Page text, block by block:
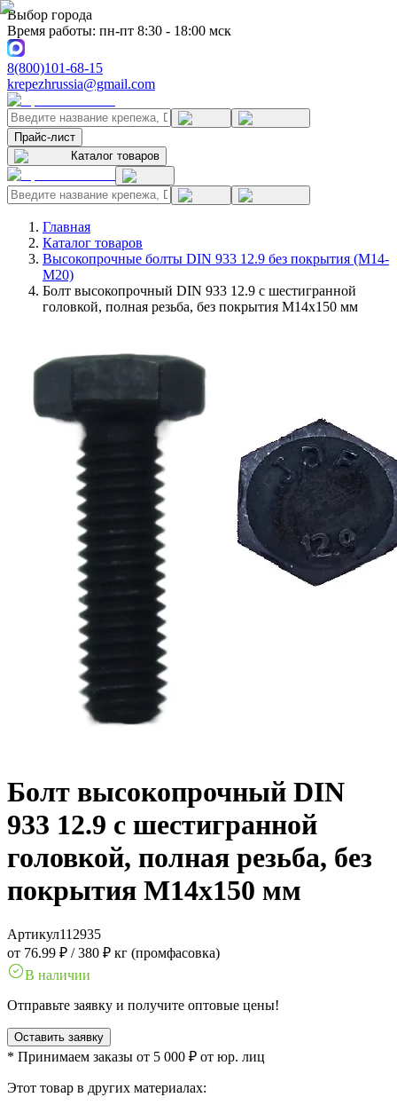
Выбор города
Время работы: пн-пт 8:30 - 18:00 мск
8(800)101-68-15
krepezhrussia@gmail.com
Прайс-лист
Каталог товаров
Главная
Каталог товаров
Высокопрочные болты DIN 933 12.9 без покрытия (M14-
M20)
Болт высокопрочный DIN 933 12.9 с шестигранной
головкой, полная резьба, без покрытия M14x150 мм
Болт высокопрочный DIN
933 12.9 с шестигранной
головкой, полная резьба, без
покрытия M14x150 мм
Артикул112935
от 76.99 ₽ /380 ₽ кг (промфасовка)
В наличии
Отправьте заявку и получите оптовые цены!
Оставить заявку
* Принимаем заказы от 5 000 ₽ от юр. лиц
Этот товар в других материалах: